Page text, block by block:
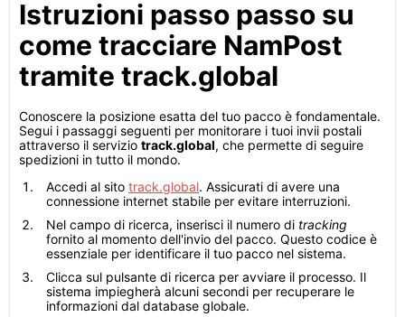
Istruzioni passo passo su
come tracciare NamPost
tramite track.global
Conoscere la posizione esatta del tuo pacco è fondamentale.
Segui i passaggi seguenti per monitorare i tuoi invii postali
attraverso il servizio track.global, che permette di seguire
spedizioni in tutto il mondo.
Accedi al sito track.global. Assicurati di avere una
connessione internet stabile per evitare interruzioni.
Nel campo di ricerca, inserisci il numero di tracking
fornito al momento dell'invio del pacco. Questo codice è
essenziale per identificare il tuo pacco nel sistema.
Clicca sul pulsante di ricerca per avviare il processo. Il
sistema impiegherà alcuni secondi per recuperare le
informazioni dal database globale.